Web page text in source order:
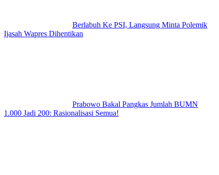
Berlabuh Ke PSI, Langsung Minta Polemik
Ijasah Wapres Dihentikan
Prabowo Bakal Pangkas Jumlah BUMN
1.000 Jadi 200: Rasionalisasi Semua!